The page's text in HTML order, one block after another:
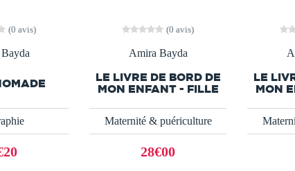
(0 avis) (0 avis)
Amira Bayda
LE LIVRE DE BORD DE
MON ENFANT - FILLE
Maternité & puériculture
28€00
LE
MON